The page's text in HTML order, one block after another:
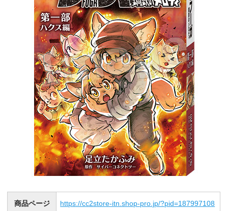
商品ページ https://cc2store-itn.shop-pro.jp/?pid=187997108